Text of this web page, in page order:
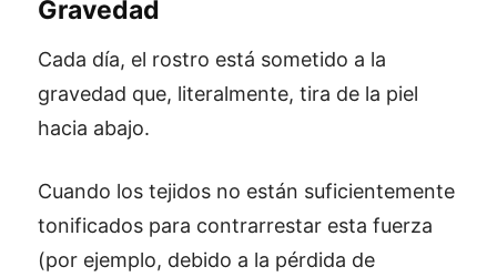
Gravedad
Cada día, el rostro está sometido a la
gravedad que, literalmente, tira de la piel
hacia abajo.
Cuando los tejidos no están suficientemente
tonificados para contrarrestar esta fuerza
(por ejemplo, debido a la pérdida de